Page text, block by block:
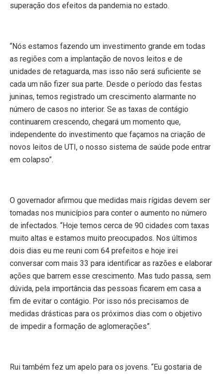
superação dos efeitos da pandemia no estado.
“Nós estamos fazendo um investimento grande em todas
as regiões com a implantação de novos leitos e de
unidades de retaguarda, mas isso não será suficiente se
cada um não fizer sua parte. Desde o período das festas
juninas, temos registrado um crescimento alarmante no
número de casos no interior. Se as taxas de contágio
continuarem crescendo, chegará um momento que,
independente do investimento que façamos na criação de
novos leitos de UTI, o nosso sistema de saúde pode entrar
em colapso”.
O governador afirmou que medidas mais rígidas devem ser
tomadas nos municípios para conter o aumento no número
de infectados. “Hoje temos cerca de 90 cidades com taxas
muito altas e estamos muito preocupados. Nos últimos
dois dias eu me reuni com 64 prefeitos e hoje irei
conversar com mais 33 para identificar as razões e elaborar
ações que barrem esse crescimento. Mas tudo passa, sem
dúvida, pela importância das pessoas ficarem em casa a
fim de evitar o contágio. Por isso nós precisamos de
medidas drásticas para os próximos dias com o objetivo
de impedir a formação de aglomerações”.
Rui também fez um apelo para os jovens. “Eu gostaria de